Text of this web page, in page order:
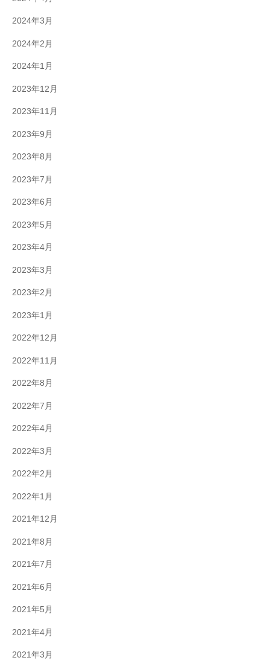
2024年3月
2024年2月
2024年1月
2023年12月
2023年11月
2023年9月
2023年8月
2023年7月
2023年6月
2023年5月
2023年4月
2023年3月
2023年2月
2023年1月
2022年12月
2022年11月
2022年8月
2022年7月
2022年4月
2022年3月
2022年2月
2022年1月
2021年12月
2021年8月
2021年7月
2021年6月
2021年5月
2021年4月
2021年3月